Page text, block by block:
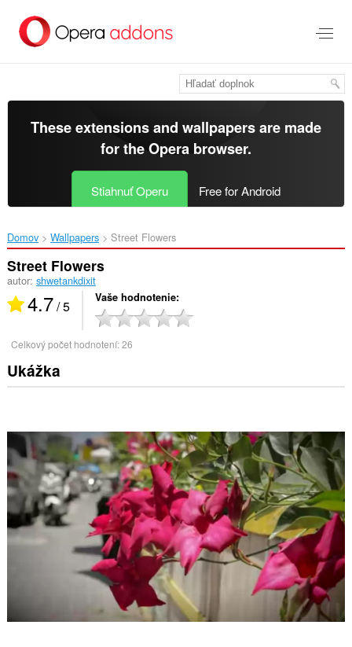
hlavný
These extensions and wallpapers are made
for theOpera browser.
Stiahnuť Operu Free for Android
Domov Wallpapers Street Flowers‎
Street Flowers
autor: shwetankdixit
4.7/ 5 Vaše hodnotenie
Celkový počet hodnotení:26
Ukážka